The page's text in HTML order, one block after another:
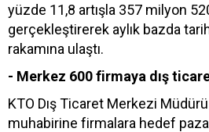
yüzde 11,8 artışla 357 milyon
gerçekleştirerek aylık bazda
rakamına ulaştı.
- Merkez 600 firmaya dış
KTO Dış Ticaret Merkezi
muhabirine firmalara hedef